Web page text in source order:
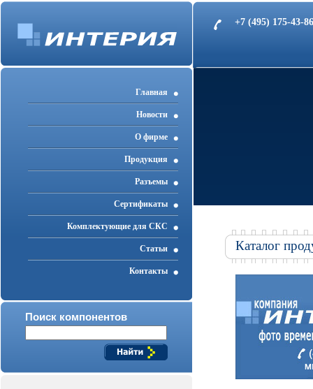
+7 (495) 175-43-
Главная
Новости
О фирме
Продукция
Разъемы
Cертификаты
Комплектующие для СКС
Статьи
Контакты
Поиск компонентов
Каталог